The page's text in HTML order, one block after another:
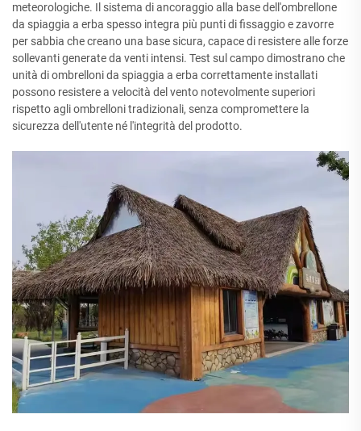
meteorologiche. Il sistema di ancoraggio alla base dell'ombrellone
da spiaggia a erba spesso integra più punti di fissaggio e zavorre
per sabbia che creano una base sicura, capace di resistere alle forze
sollevanti generate da venti intensi. Test sul campo dimostrano che
unità di ombrelloni da spiaggia a erba correttamente installati
possono resistere a velocità del vento notevolmente superiori
rispetto agli ombrelloni tradizionali, senza compromettere la
sicurezza dell'utente né l'integrità del prodotto.